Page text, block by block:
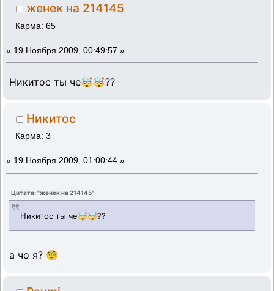
женек на 214145
Карма: 65
« 19 Ноября 2009, 00:49:57 »
Никитос ты че🤯🤯??
Никитос
Карма: 3
« 19 Ноября 2009, 01:00:44 »
Цитата: "женек на 214145"
Никитос ты че🤯🤯??
а чо я? 🧐